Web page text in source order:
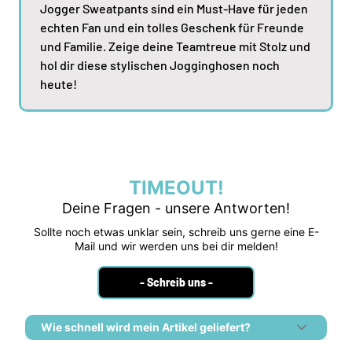
Jogger Sweatpants sind ein Must-Have für jeden
echten Fan und ein tolles Geschenk für Freunde
und Familie. Zeige deine Teamtreue mit Stolz und
hol dir diese stylischen Jogginghosen noch
heute!
TIMEOUT!
Deine Fragen - unsere Antworten!
Sollte noch etwas unklar sein, schreib uns gerne eine E-
Mail und wir werden uns bei dir melden!
- Schreib uns -
Wie schnell wird mein Artikel geliefert?